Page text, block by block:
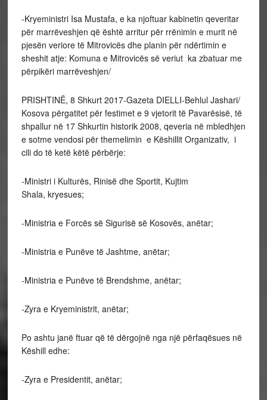
-Kryeministri Isa Mustafa, e ka njoftuar kabinetin qeveritar
për marrëveshjen që është arritur për rrënimin e murit në
pjesën veriore të Mitrovicës dhe planin për ndërtimin e
sheshit atje: Komuna e Mitrovicës së veriut ka zbatuar me
përpikëri marrëveshjen/
PRISHTINË, 8 Shkurt 2017-Gazeta DIELLI-Behlul Jashari/
Kosova përgatitet për festimet e 9 vjetorit të Pavarësisë, të
shpallur në 17 Shkurtin historik 2008, qeveria në mbledhjen
e sotme vendosi për themelimin e Këshillit Organizativ, i
cili do të ketë këtë përbërje:
-Ministri i Kulturës, Rinisë dhe Sportit, Kujtim
Shala, kryesues;
-Ministria e Forcës së Sigurisë së Kosovës, anëtar;
-Ministria e Punëve të Jashtme, anëtar;
-Ministria e Punëve të Brendshme, anëtar;
-Zyra e Kryeministrit, anëtar;
Po ashtu janë ftuar që të dërgojnë nga një përfaqësues në
Këshill edhe:
-Zyra e Presidentit, anëtar;